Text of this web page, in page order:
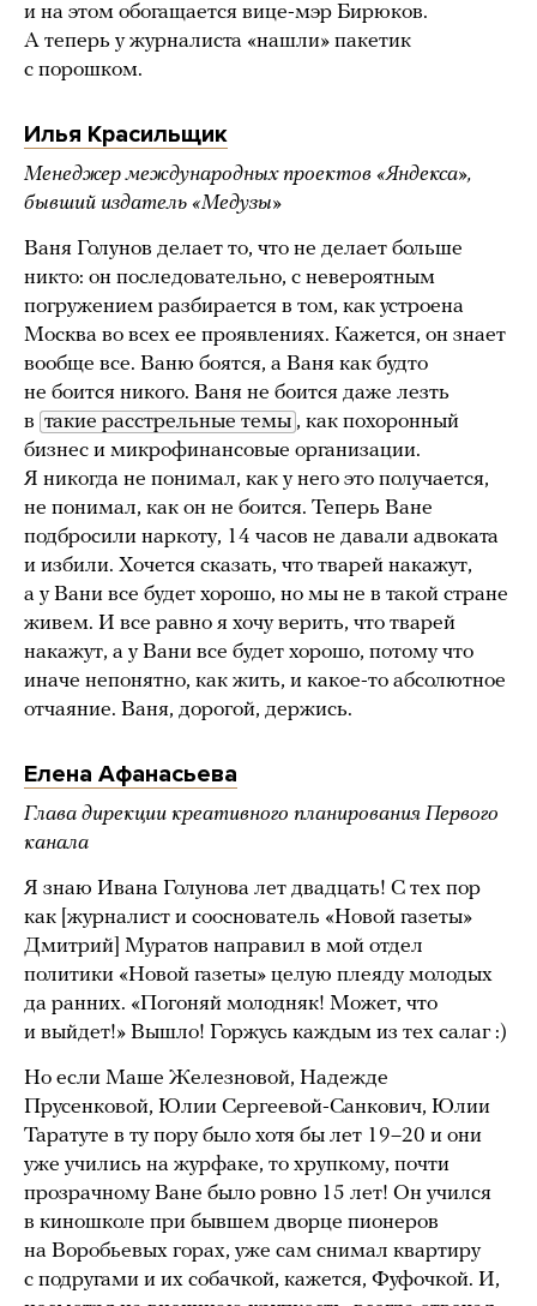
и на этом обогащается вице-мэр Бирюков.
А теперь у журналиста «нашли» пакетик
с порошком.
Илья Красильщик
Менеджер международных проектов «Яндекса»,
бывший издатель «Медузы»
Ваня Голунов делает то, что не делает больше
никто: он последовательно, с невероятным
погружением разбирается в том, как устроена
Москва во всех ее проявлениях. Кажется, он знает
вообще все. Ваню боятся, а Ваня как будто
не боится никого. Ваня не боится даже лезть
в такие расстрельные темы , как похоронный
бизнес и микрофинансовые организации.
Я никогда не понимал, как у него это получается,
не понимал, как он не боится. Теперь Ване
подбросили наркоту, 14 часов не давали адвоката
и избили. Хочется сказать, что тварей накажут,
а у Вани все будет хорошо, но мы не в такой стране
живем. И все равно я хочу верить, что тварей
накажут, а у Вани все будет хорошо, потому что
иначе непонятно, как жить, и какое-то абсолютное
отчаяние. Ваня, дорогой, держись.
Елена Афанасьева
Глава дирекции креативного планирования Первого
канала
Я знаю Ивана Голунова лет двадцать! С тех пор
как [журналист и сооснователь «Новой газеты»
Дмитрий] Муратов направил в мой отдел
политики «Новой газеты» целую плеяду молодых
да ранних. «Погоняй молодняк! Может, что
и выйдет!» Вышло! Горжусь каждым из тех салаг :)
Но если Маше Железновой, Надежде
Прусенковой, Юлии Сергеевой-Санкович, Юлии
Таратуте в ту пору было хотя бы лет 19–20 и они
уже учились на журфаке, то хрупкому, почти
прозрачному Ване было ровно 15 лет! Он учился
в киношколе при бывшем дворце пионеров
на Воробьевых горах, уже сам снимал квартиру
с подругами и их собачкой, кажется, Фуфочкой. И,